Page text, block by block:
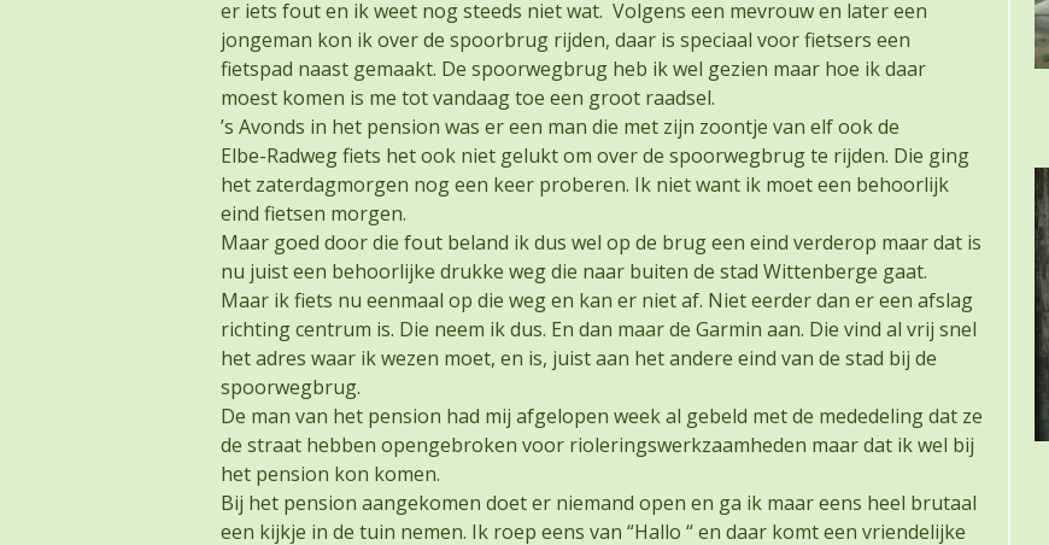
er iets fout en ik weet nog steeds niet wat. Volgens een mevrouw en later een
jongeman kon ik over de spoorbrug rijden, daar is speciaal voor fietsers een
fietspad naast gemaakt. De spoorwegbrug heb ik wel gezien maar hoe ik daar
moest komen is me tot vandaag toe een groot raadsel.
’s Avonds in het pension was er een man die met zijn zoontje van elf ook de
Elbe-Radweg fiets het ook niet gelukt om over de spoorwegbrug te rijden. Die ging
het zaterdagmorgen nog een keer proberen. Ik niet want ik moet een behoorlijk
eind fietsen morgen.
Maar goed door die fout beland ik dus wel op de brug een eind verderop maar dat is
nu juist een behoorlijke drukke weg die naar buiten de stad Wittenberge gaat.
Maar ik fiets nu eenmaal op die weg en kan er niet af. Niet eerder dan er een afslag
richting centrum is. Die neem ik dus. En dan maar de Garmin aan. Die vind al vrij snel
het adres waar ik wezen moet, en is, juist aan het andere eind van de stad bij de
spoorwegbrug.
De man van het pension had mij afgelopen week al gebeld met de mededeling dat ze
de straat hebben opengebroken voor rioleringswerkzaamheden maar dat ik wel bij
het pension kon komen.
Bij het pension aangekomen doet er niemand open en ga ik maar eens heel brutaal
een kijkje in de tuin nemen. Ik roep eens van “Hallo “ en daar komt een vriendelijke